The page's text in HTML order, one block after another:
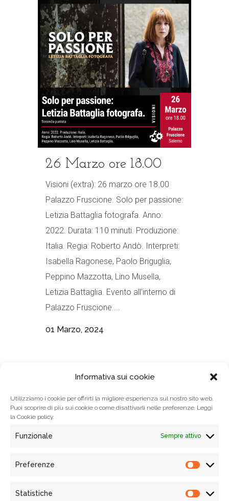
Informativa sui cookie
Utilizziamo i cookie per offrirti la migliore esperienza sul nostro sito web.
Puoi scoprire di più sui cookie o come disattivarli nelle preferenze. Leggi
la Cookie policy.
Funzionale Sempre attivo
Preferenze
Statistiche
26 Marzo ore 18.00
Visioni (extra): 26 marzo ore 18.00
Palazzo Fruscione. Solo per passione:
Letizia Battaglia fotografa. Anno:
2022. Durata: 110 minuti. Produzione:
Italia. Regia: Roberto Andò. Interpreti:
Isabella Ragonese, Paolo Briguglia,
Peppino Mazzotta, Lino Musella,
Letizia Battaglia. Evento all’interno di
Palazzo Fruscione....
01 Marzo, 2024
1 2